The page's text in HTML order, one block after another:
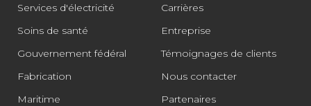
Services d'électricité
Soins de santé
Gouvernement fédéral
Fabrication
Maritime
Carrières
Entreprise
Témoignages de clients
Nous contacter
Partenaires